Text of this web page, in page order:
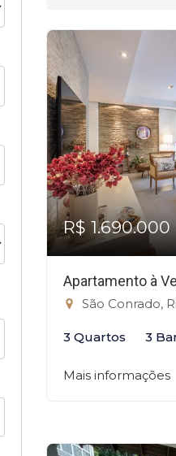
R$ 1.690.000
Apartamento à
São Conrado,
3 Quartos 3
Mais informações